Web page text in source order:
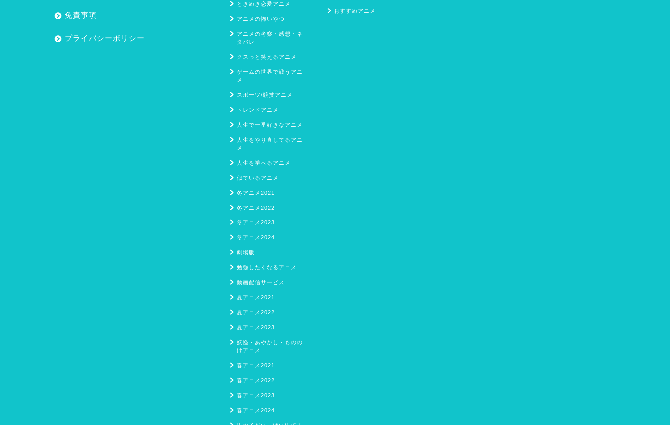
免責事項
プライバシーポリシー
ときめき恋愛アニメ
アニメの怖いやつ
アニメの考察・感想・ネ
タバレ
クスっと笑えるアニメ
ゲームの世界で戦うアニ
メ
スポーツ/競技アニメ
トレンドアニメ
人生で一番好きなアニメ
人生をやり直してるアニ
メ
人生を学べるアニメ
似ているアニメ
冬アニメ2021
冬アニメ2022
冬アニメ2023
冬アニメ2024
劇場版
勉強したくなるアニメ
動画配信サービス
夏アニメ2021
夏アニメ2022
夏アニメ2023
妖怪・あやかし・ものの
けアニメ
春アニメ2021
春アニメ2022
春アニメ2023
春アニメ2024
おすすめアニメ